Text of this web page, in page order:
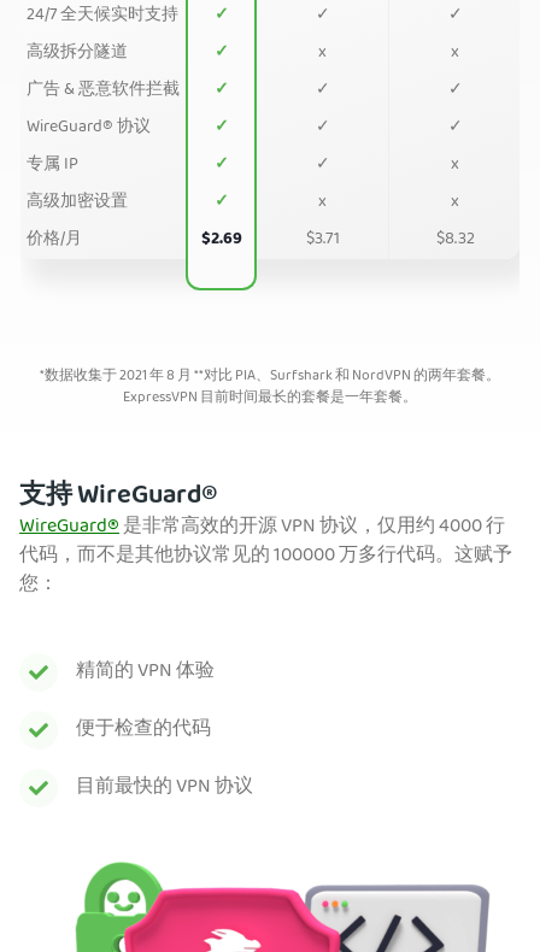
24/7 全天候实时支持
✓ ✓
✓
高级拆分隧道
✓ x
x
广告 & 恶意软件拦截
✓ ✓
✓
WireGuard® 协议
✓ ✓
✓
专属 IP
✓ ✓
x
高级加密设置
✓ x
x
价格/月
$2.69 $3.71 $8.32
*数据收集于 2021 年 8 月 **对比 PIA、Surfshark 和 NordVPN 的两年套餐。
ExpressVPN 目前时间最长的套餐是一年套餐。
支持 WireGuard®
WireGuard®是非常高效的开源 VPN 协议，仅用约 4000 行
代码，而不是其他协议常见的 100000 万多行代码。这赋予
您：
精简的 VPN 体验
便于检查的代码
目前最快的 VPN 协议